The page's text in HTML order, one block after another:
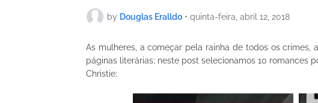
by Douglas Eralldo • quinta-feira, abril 12, 2018
As mulheres, a começar pela rainha de todos os
páginas literárias; neste post selecionamos 10 romances
Christie;